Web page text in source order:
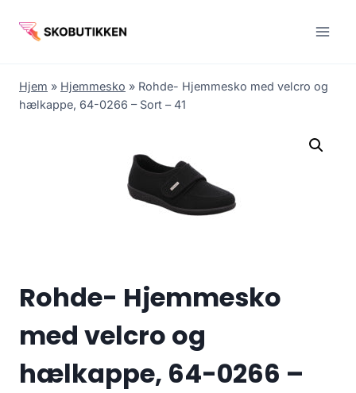
Hjem » Hjemmesko » Rohde- Hjemmesko med velcro og
hælkappe, 64-0266 – Sort – 41
Rohde- Hjemmesko
med velcro og
hælkappe, 64-0266 –